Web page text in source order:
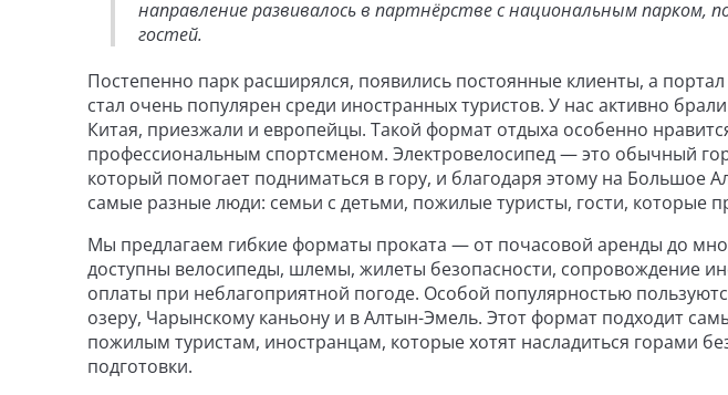
направление развивалось в партнёрстве с национальным парком,
гостей.
Постепенно парк расширялся, появились постоянные клиенты, а
стал очень популярен среди иностранных туристов. У нас активно
Китая, приезжали и европейцы. Такой формат отдыха особенно
профессиональным спортсменом. Электровелосипед — это обычный
который помогает подниматься в гору, и благодаря этому на Большое
самые разные люди: семьи с детьми, пожилые туристы, гости, которые
Мы предлагаем гибкие форматы проката — от почасовой аренды до
доступны велосипеды, шлемы, жилеты безопасности, сопровождение
оплаты при неблагоприятной погоде. Особой популярностью
озеру, Чарынскому каньону и в Алтын-Эмель. Этот формат подходит
пожилым туристам, иностранцам, которые хотят насладиться горами
подготовки.